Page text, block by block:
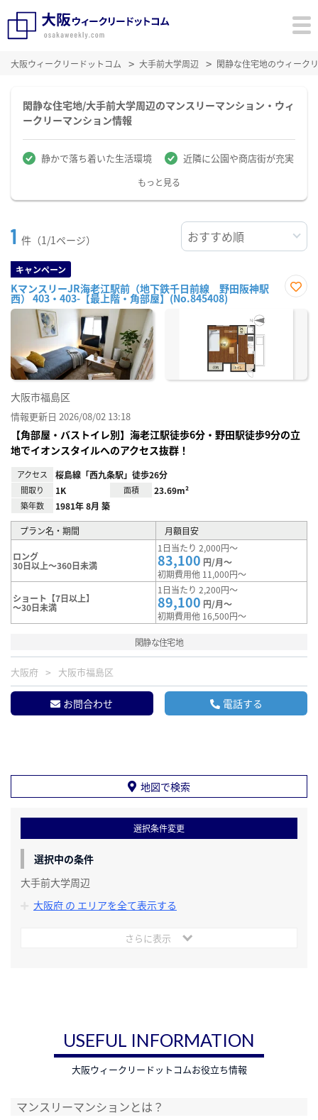
大阪ウィークリードットコム 大手前大学周辺 閑静な住宅地のウィーク
閑静な住宅地/大手前大学周辺のマンスリーマンション・ウィ
ークリーマンション情報
静かで落ち着いた生活環境 近隣に公園や商店街が充実
もっと見る
1 件（1/1ページ）
キャンペーン
KマンスリーJR海老江駅前（地下鉄千日前線 野田阪神駅
西） 403・403-【最上階・角部屋】(No.845408)
に入
大阪市福島区
情報更新日 2026/08/02 13:18
【角部屋・バストイレ別】海老江駅徒歩6分・野田駅徒歩9分の立
地でイオンスタイルへのアクセス抜群！
アクセス 桜島線「西九条駅」徒歩26分
間取り 1K 面積 23.69m²
築年数 1981年 8月 築
プラン名・期間 月額目安
ロング
30日以上～360日未満
1日当たり 2,000円～
83,100 円/月～
初期費用他 11,000円～
ショート【7日以上】
～30日未満
1日当たり 2,200円～
89,100 円/月～
初期費用他 16,500円～
閑静な住宅地
大阪府 大阪市福島区
お問合わせ 電話する
地図で検索
選択条件変更
選択中の条件
大手前大学周辺
大阪府 の エリアを全て表示する
さらに表示
USEFUL INFORMATION
大阪ウィークリードットコムお役立ち情報
マンスリーマンションとは？